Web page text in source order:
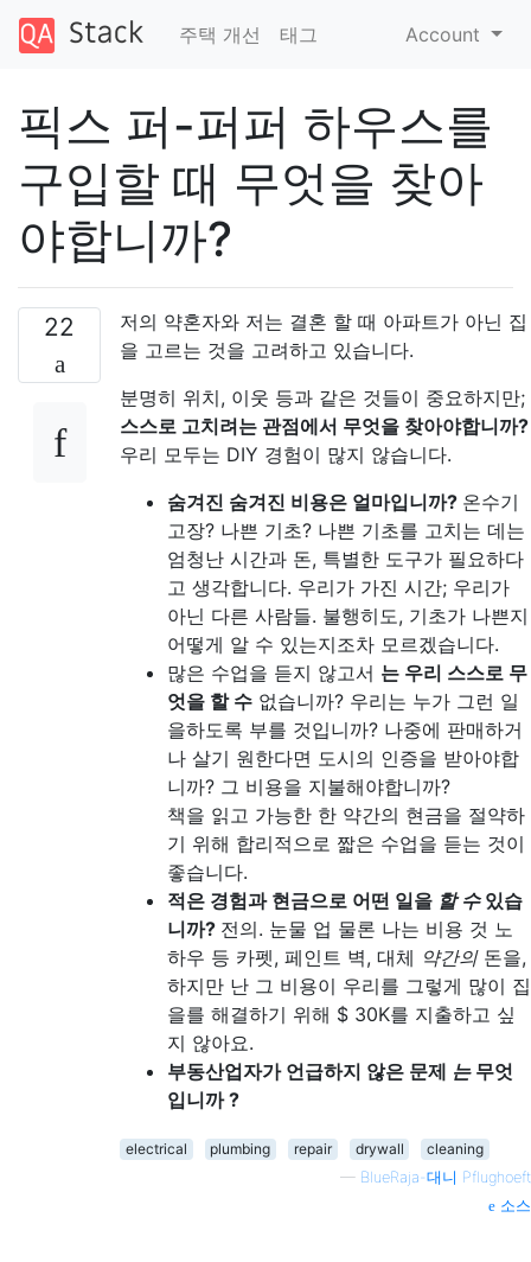
주택 개선 태그 Account
픽스 퍼-퍼퍼 하우스를
구입할 때 무엇을 찾아
야합니까?
22
저의 약혼자와 저는 결혼 할 때 아파트가 아닌 집
을 고르는 것을 고려하고 있습니다.
분명히 위치, 이웃 등과 같은 것들이 중요하지만;
스스로 고치려는 관점에서 무엇을 찾아야합니까?
우리 모두는 DIY 경험이 많지 않습니다.
숨겨진 숨겨진 비용은 얼마입니까? 온수기
고장? 나쁜 기초? 나쁜 기초를 고치는 데는
엄청난 시간과 돈, 특별한 도구가 필요하다
고 생각합니다. 우리가 가진 시간; 우리가
아닌 다른 사람들. 불행히도, 기초가 나쁜지
어떻게 알 수 있는지조차 모르겠습니다.
많은 수업을 듣지 않고서 는 우리 스스로 무
엇을 할 수 없습니까? 우리는 누가 그런 일
을하도록 부를 것입니까? 나중에 판매하거
나 살기 원한다면 도시의 인증을 받아야합
니까? 그 비용을 지불해야합니까?
책을 읽고 가능한 한 약간의 현금을 절약하
기 위해 합리적으로 짧은 수업을 듣는 것이
좋습니다.
적은 경험과 현금으로 어떤 일을 할 수있습
니까? 전의. 눈물 업 물론 나는 비용 것 노
하우 등 카펫, 페인트 벽, 대체 약간의돈을,
하지만 난 그 비용이 우리를 그렇게 많이 집
을를 해결하기 위해 $ 30K를 지출하고 싶
지 않아요.
부동산업자가 언급하지 않은 문제 는무엇
입니까 ?
electrical plumbing repair drywall
cleaning
— BlueRaja-대니 Pflughoeft
소스